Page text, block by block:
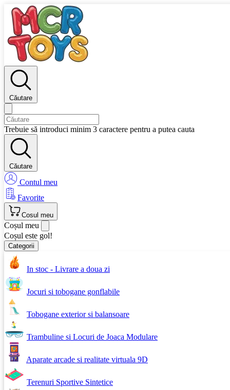
Căutare
Trebuie să introduci minim 3 caractere pentru a putea cauta
Căutare
Contul meu
Favorite
Cosul meu
Coșul meu
Coșul este gol!
Categorii
In stoc - Livrare a doua zi
Jocuri si tobogane gonflabile
Tobogane exterior si balansoare
Trambuline si Locuri de Joaca Modulare
Aparate arcade si realitate virtuala 9D
Terenuri Sportive Sintetice